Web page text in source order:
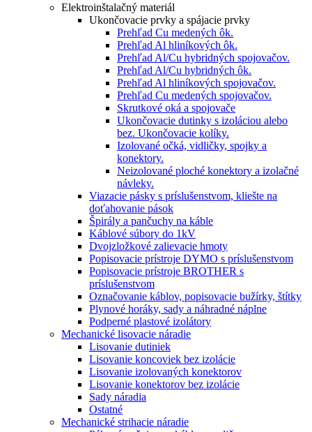
Elektroinštalačný materiál
Ukončovacie prvky a spájacie prvky
Prehľad Cu medených ôk.
Prehľad Al hliníkových ôk.
Prehľad Al/Cu hybridných spojovačov.
Prehľad Al/Cu hybridných ôk.
Prehľad Al hliníkových spojovačov.
Prehľad Cu medených spojovačov.
Skrutkové oká a spojovače
Ukončovacie dutinky s izoláciou alebo
bez. Ukončovacie kolíky.
Izolované očká, vidličky, spojky a
konektory.
Neizolované ploché konektory a izolačné
návleky.
Viazacie pásky s príslušenstvom, kliešte na
doťahovanie pások
Špirály a pančuchy na káble
Káblové súbory do 1kV
Dvojzložkové zalievacie hmoty
Popisovacie prístroje DYMO s príslušenstvom
Popisovacie prístroje BROTHER s
príslušenstvom
Označovanie káblov, popisovacie bužírky, štítky
Plynové horáky, sady a náhradné náplne
Podperné plastové izolátory
Mechanické lisovacie náradie
Lisovanie dutiniek
Lisovanie koncoviek bez izolácie
Lisovanie izolovaných konektorov
Lisovanie konektorov bez izolácie
Sady náradia
Ostatné
Mechanické strihacie náradie